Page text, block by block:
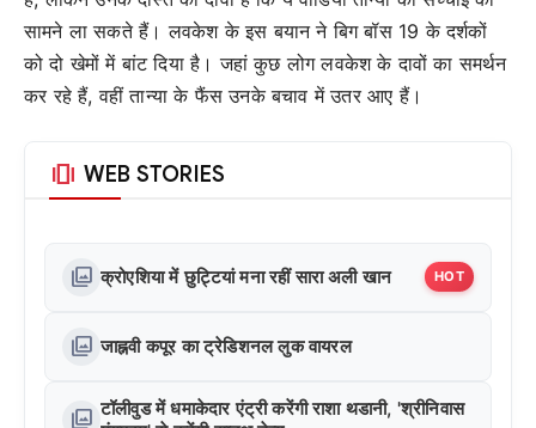
सामने ला सकते हैं। लवकेश के इस बयान ने बिग बॉस 19 के दर्शकों
को दो खेमों में बांट दिया है। जहां कुछ लोग लवकेश के दावों का समर्थन
कर रहे हैं, वहीं तान्या के फैंस उनके बचाव में उतर आए हैं।
amp_stories WEB STORIES
photo_library क्रोएशिया में छुट्टियां मना रहीं सारा अली खान HOT
photo_library जाह्नवी कपूर का ट्रेडिशनल लुक वायरल
photo_library टॉलीवुड में धमाकेदार एंट्री करेंगी राशा थडानी, 'श्रीनिवास